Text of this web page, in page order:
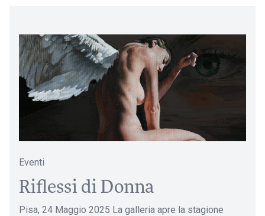
Eventi
Riflessi di Donna
Pisa, 24 Maggio 2025 La galleria apre la stagione